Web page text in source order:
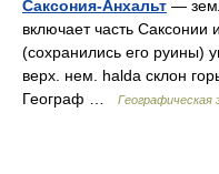
Саксония-Анхальт —
включает часть Саксонии
(сохранились его руины)
верх. нем. halda склон
Географ …
Географическая